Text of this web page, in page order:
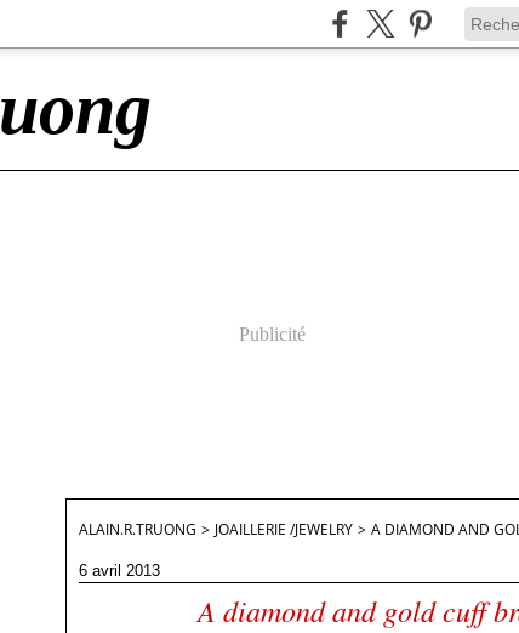
Publicité
ALAIN.R.TRUONG > JOAILLERIE /JEWELRY > A DIAMOND AND
6 avril 2013
A diamond and gold cuff